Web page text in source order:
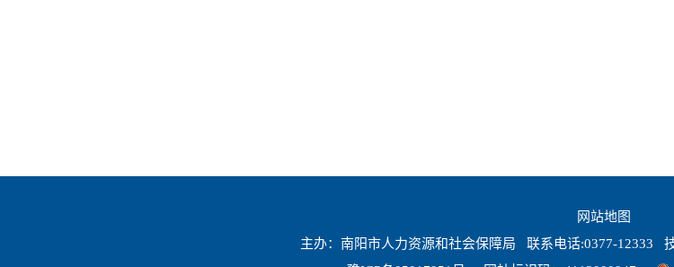
网站地图
主办：南阳市人力资源和社会保障局 联系电话:0377-12333 技